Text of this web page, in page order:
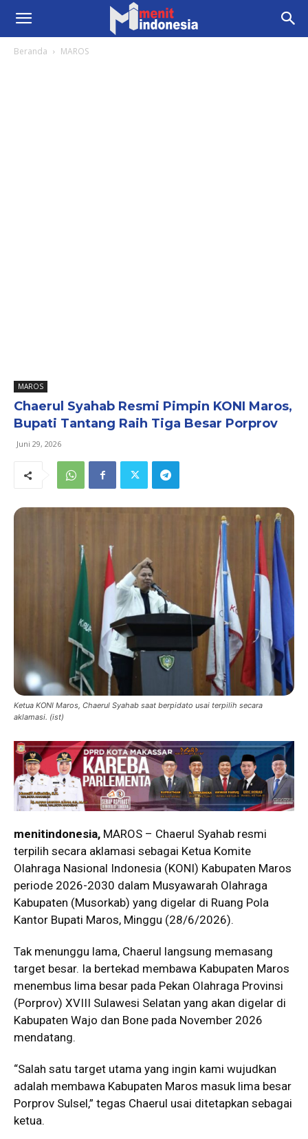
Beranda MAROS
MAROS
Chaerul Syahab Resmi Pimpin KONI Maros,
Bupati Tantang Raih Tiga Besar Porprov
Juni 29, 2026
Ketua KONI Maros, Chaerul Syahab saat berpidato usai terpilih secara
aklamasi. (ist)
menitindonesia, MAROS – Chaerul Syahab resmi
terpilih secara aklamasi sebagai Ketua Komite
Olahraga Nasional Indonesia (KONI) Kabupaten Maros
periode 2026-2030 dalam Musyawarah Olahraga
Kabupaten (Musorkab) yang digelar di Ruang Pola
Kantor Bupati Maros, Minggu (28/6/2026).
Tak menunggu lama, Chaerul langsung memasang
target besar. Ia bertekad membawa Kabupaten Maros
menembus lima besar pada Pekan Olahraga Provinsi
(Porprov) XVIII Sulawesi Selatan yang akan digelar di
Kabupaten Wajo dan Bone pada November 2026
mendatang.
“Salah satu target utama yang ingin kami wujudkan
adalah membawa Kabupaten Maros masuk lima besar
Porprov Sulsel,” tegas Chaerul usai ditetapkan sebagai
ketua.